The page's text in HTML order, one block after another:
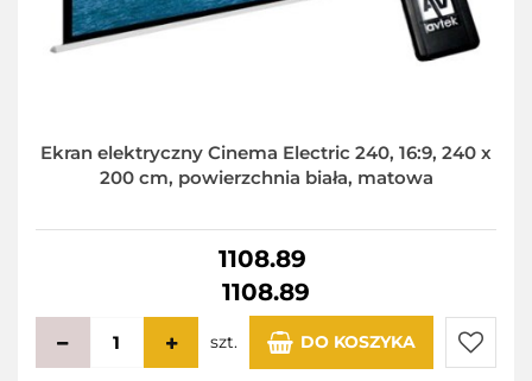
Ekran elektryczny Cinema Electric 240, 16:9, 240 x
200 cm, powierzchnia biała, matowa
1108.89
1108.89
szt. DO KOSZYKA